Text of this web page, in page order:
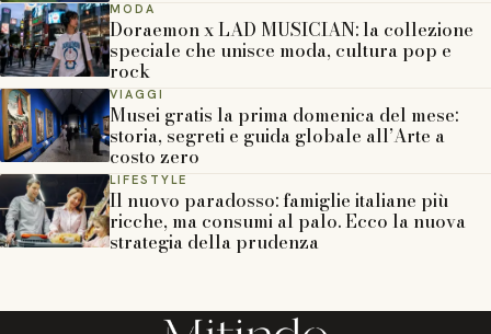
MODA
Doraemon x LAD MUSICIAN: la collezione
speciale che unisce moda, cultura pop e
rock
VIAGGI
Musei gratis la prima domenica del mese:
storia, segreti e guida globale all’Arte a
costo zero
LIFESTYLE
Il nuovo paradosso: famiglie italiane più
ricche, ma consumi al palo. Ecco la nuova
strategia della prudenza